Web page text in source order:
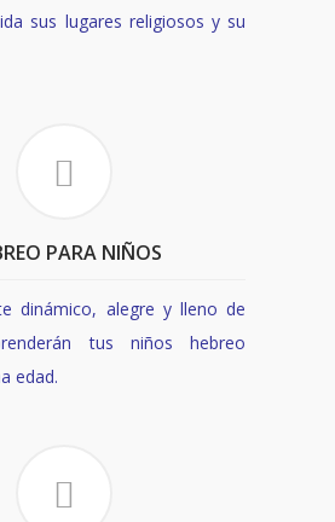
sus lugares religiosos y su
PARA NIÑOS
dinámico, alegre y lleno de
tus niños hebreo
edad.